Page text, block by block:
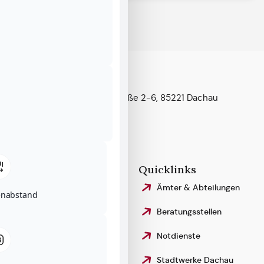
Konrad-Adenauer-Straße 2-6, 85221 Dachau
Quicklinks
Ämter & Abteilungen
Beratungsstellen
Notdienste
Stadtwerke Dachau